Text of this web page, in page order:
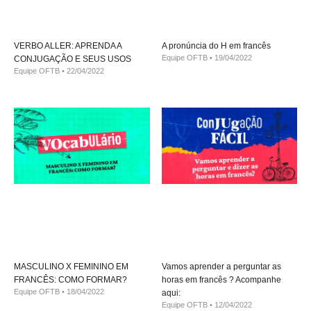
VERBO ALLER: APRENDA A
CONJUGAÇÃO E SEUS USOS
Equipe OFTB 22/04/2022
A pronúncia do H em francês
Equipe OFTB 19/04/2022
MASCULINO X FEMININO EM
FRANCÊS: COMO FORMAR?
Equipe OFTB 18/04/2022
Vamos aprender a perguntar as
horas em francês ? Acompanhe
aqui:
Equipe OFTB 12/04/2022